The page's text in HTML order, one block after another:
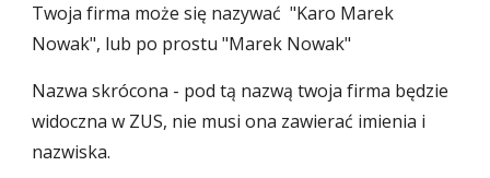
Twoja firma może się nazywać "Karo Marek
Nowak", lub po prostu "Marek Nowak"
Nazwa skrócona - pod tą nazwą twoja firma będzie
widoczna w ZUS, nie musi ona zawierać imienia i
nazwiska.